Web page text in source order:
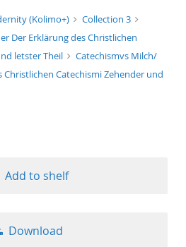
(Kolimo+)
Collection 3
Der Erklärung des Christlichen
letster Theil
Catechismvs Milch/
Christlichen Catechismi Zehender und
Add to shelf
Download